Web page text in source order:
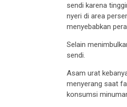
sendi karena
nyeri di area
menyebabkan
Selain
sendi.
Asam urat
menyerang saat
konsumsi